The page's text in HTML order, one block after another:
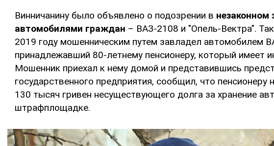
Винничанину было объявлено о подозрении в незаконном
автомобилями граждан – ВАЗ-2108 и "Опель-Вектра".
2019 году мошенническим путем завладел автомобилем
принадлежавший 80-летнему пенсионеру, который имеет
Мошенник приехал к нему домой и представившись
государственного предприятия, сообщил, что пенсионеру
130 тысяч гривен несуществующего долга за хранение
штрафплощадке.